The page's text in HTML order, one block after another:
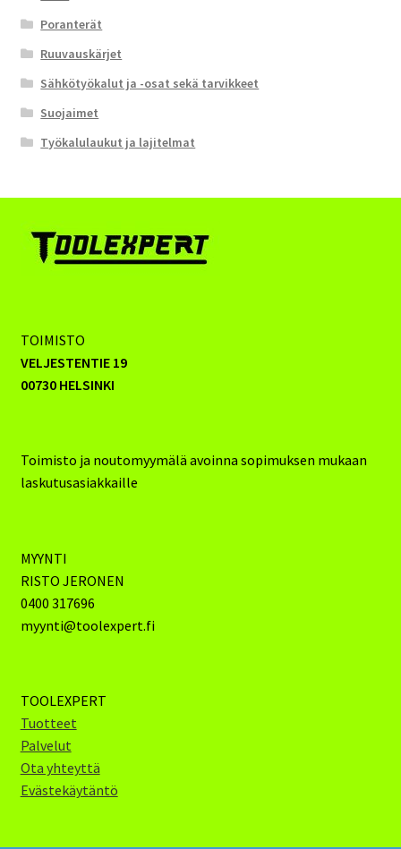
Poranterät
Ruuvauskärjet
Sähkötyökalut ja -osat sekä tarvikkeet
Suojaimet
Työkalulaukut ja lajitelmat
TOIMISTO
VELJESTENTIE 19
00730 HELSINKI
Toimisto ja noutomyymälä avoinna sopimuksen mukaan
laskutusasiakkaille
MYYNTI
RISTO JERONEN
0400 317696
myynti@toolexpert.fi
TOOLEXPERT
Tuotteet
Palvelut
Ota yhteyttä
Evästekäytäntö